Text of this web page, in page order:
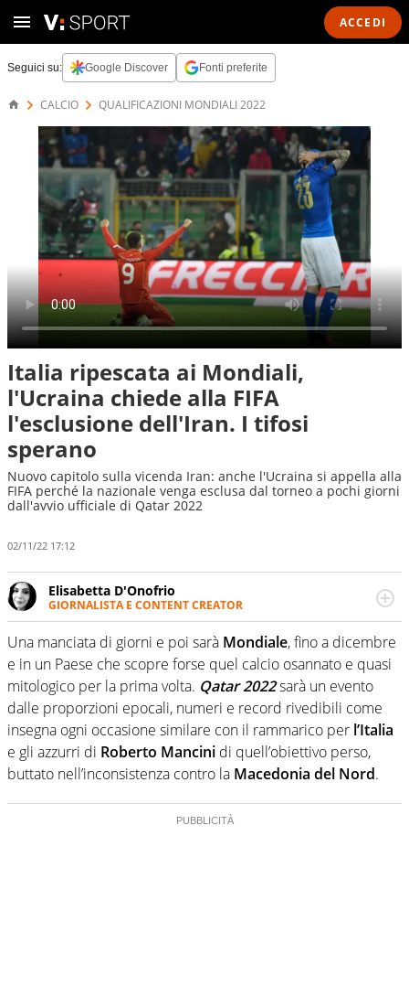
ACCEDI
Seguici su: Google Discover Fonti preferite
CALCIO QUALIFICAZIONI MONDIALI 2022
Italia ripescata ai Mondiali,
l'Ucraina chiede alla FIFA
l'esclusione dell'Iran. I tifosi
sperano
Nuovo capitolo sulla vicenda Iran: anche l'Ucraina si appella alla
FIFA perché la nazionale venga esclusa dal torneo a pochi giorni
dall'avvio ufficiale di Qatar 2022
02/11/22 17:12
Elisabetta D'Onofrio
GIORNALISTA E CONTENT CREATOR
Giornalista professionista dal 2007, scrive per curiosità
personale e necessità: soprattutto di calcio, di sport e dei
suoi protagonisti, concedendosi innocenti evasioni
nell'ambito della creazione di format. Un tempo ala
destra, oggi si sente a suo agio nel ruolo di libero. Cura
una classifica riservata dei migliori 5 calciatori di sempre.
Una manciata di giorni e poi sarà Mondiale, fino a dicembre
e in un Paese che scopre forse quel calcio osannato e quasi
mitologico per la prima volta. Qatar 2022sarà un evento
dalle proporzioni epocali, numeri e record rivedibili come
insegna ogni occasione similare con il rammarico per l’Italia
e gli azzurri di Roberto Mancini di quell’obiettivo perso,
buttato nell’inconsistenza contro la Macedonia del Nord.